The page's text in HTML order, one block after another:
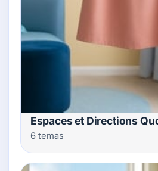
Espaces et Directions
6 temas